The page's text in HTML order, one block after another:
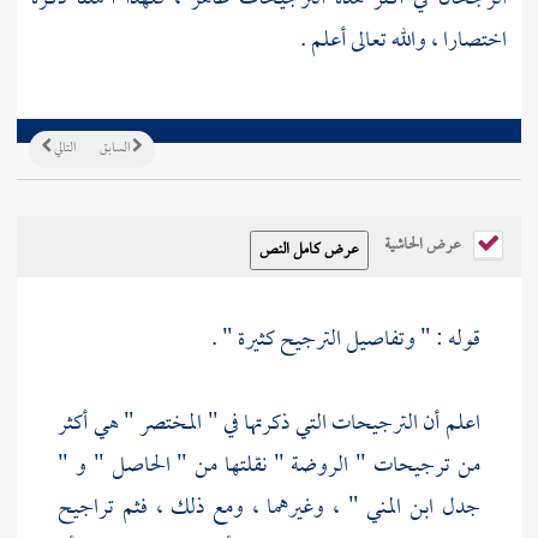
اختصارا ، والله تعالى أعلم .
التالي السابق
عرض الحاشية
قوله : " وتفاصيل الترجيح كثيرة " .
اعلم أن الترجيحات التي ذكرتها في " المختصر " هي أكثر
من ترجيحات " الروضة " نقلتها من " الحاصل " و "
جدل ابن المني" ، وغيرهما ، ومع ذلك ، فثم تراجيح